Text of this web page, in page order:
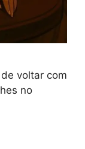
voltar com
no